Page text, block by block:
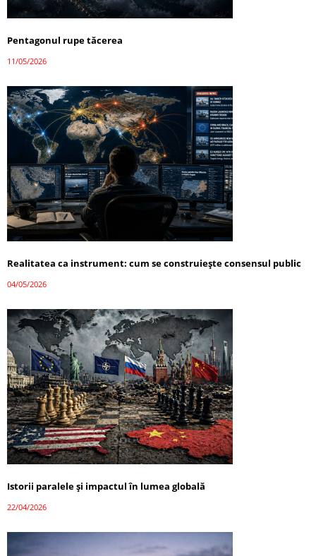
Pentagonul rupe tăcerea
11/05/2026
Realitatea ca instrument: cum se construiește consensul public
04/05/2026
Istorii paralele și impactul în lumea globală
22/04/2026